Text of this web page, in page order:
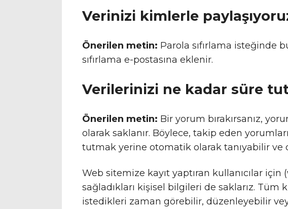
Verinizi kimlerle
Önerilen metin: Parola sıfırlama isteğinde
sıfırlama e-postasına eklenir.
Verilerinizi ne kadar süre
Önerilen metin: Bir yorum bırakırsanız,
olarak saklanır. Böylece, takip eden
tutmak yerine otomatik olarak tanıyabilir ve
Web sitemize kayıt yaptıran kullanıcılar için
sağladıkları kişisel bilgileri de saklarız. Tüm
istedikleri zaman görebilir, düzenleyebilir